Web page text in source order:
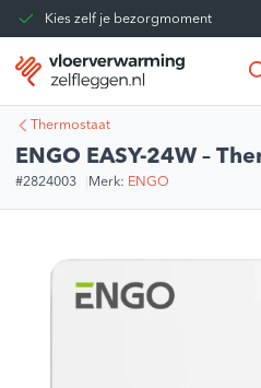
Kies zelf je bezorgmoment
Tot 30 dagen terug te sturen
Gratis verzending vanaf
€375,00*
Thermostaat
ENGO EASY-24W –
#2824003 Merk: ENGO